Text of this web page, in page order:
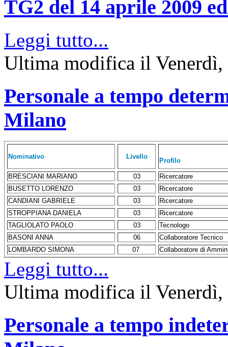
TG2 del 14 aprile 2009
Leggi tutto...
Ultima modifica il
Personale a tempo
Milano
Nominativo Livello
Profilo
BRESCIANI MARIANO 03
Ricercatore
BUSETTO LORENZO
03
Ricercatore
CANDIANI GABRIELE
03
Ricercatore
STROPPIANA DANIELA
03
Ricercatore
TAGLIOLATO PAOLO
03
Tecnologo
BASONI ANNA
06
Collaboratore Tecnico
LOMBARDO SIMONA
07 Collaboratore di
Leggi tutto...
Ultima modifica il
Personale a tempo